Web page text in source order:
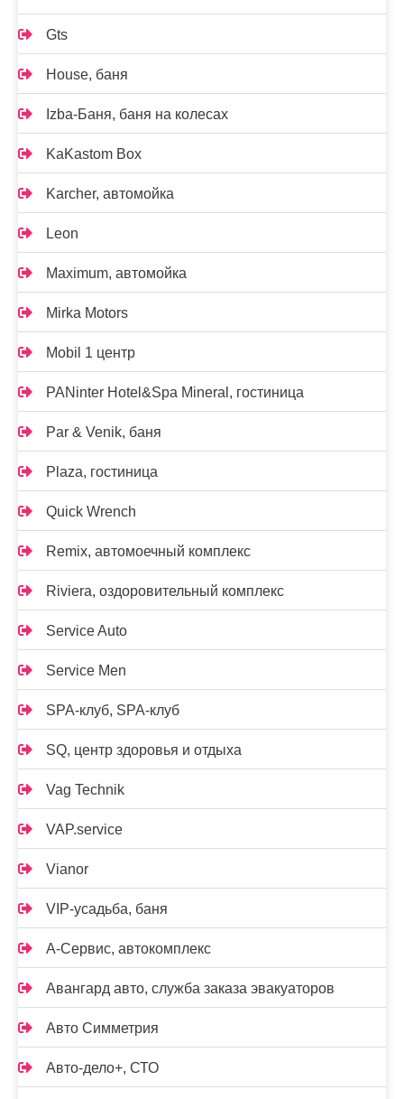
Gts
House, баня
Izba-Баня, баня на колесах
KaKastom Box
Karcher, автомойка
Leon
Maximum, автомойка
Mirka Motors
Mobil 1 центр
PANinter Hotel&Spa Mineral, гостиница
Par & Venik, баня
Plaza, гостиница
Quick Wrench
Remix, автомоечный комплекс
Riviera, оздоровительный комплекс
Service Auto
Service Men
SPA-клуб, SPA-клуб
SQ, центр здоровья и отдыха
Vag Technik
VAP.service
Vianor
VIP-усадьба, баня
А-Сервис, автокомплекс
Авангард авто, служба заказа эвакуаторов
Авто Симметрия
Авто-дело+, СТО